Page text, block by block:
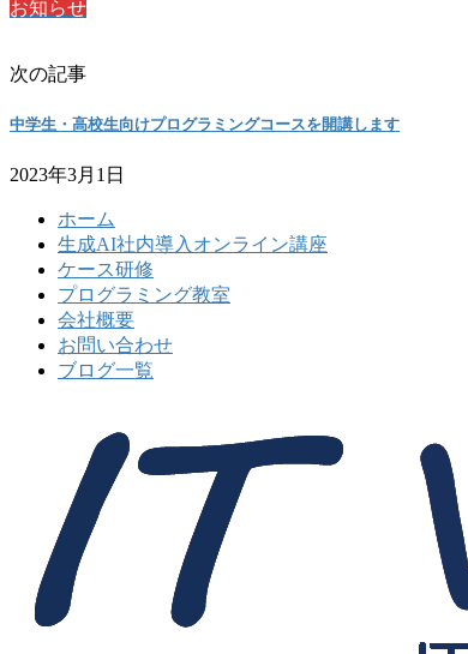
お知らせ
次の記事
中学生・高校生向けプログラミングコースを開講します
2023年3月1日
ホーム
生成AI社内導入オンライン講座
ケース研修
プログラミング教室
会社概要
お問い合わせ
ブログ一覧